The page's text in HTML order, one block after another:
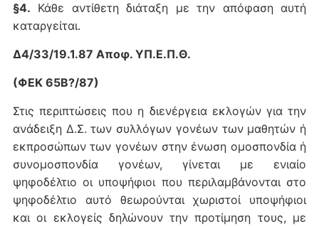
§4. Κάθε αντίθετη διάταξη με την απόφαση αυτή
καταργείται.
Δ4/33/19.1.87 Αποφ. ΥΠ.Ε.Π.Θ.
(ΦΕΚ 65Β?/87)
Στις περιπτώσεις που η διενέργεια εκλογών για την
ανάδειξη Δ.Σ. των συλλόγων γονέων των μαθητών ή
εκπροσώπων των γονέων στην ένωση ομοσπονδία ή
συνομοσπονδία γονέων, γίνεται με ενιαίο
ψηφοδέλτιο οι υποψήφιοι που περιλαμβάνονται στο
ψηφοδέλτιο αυτό θεωρούνται χωριστοί υποψήφιοι
και οι εκλογείς δηλώνουν την προτίμηση τους, με